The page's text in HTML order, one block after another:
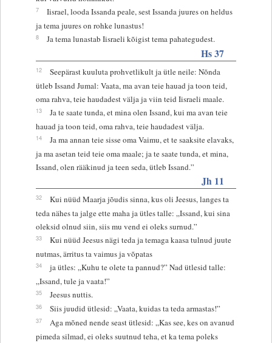
7
Iisrael, looda Issanda peale, sest Issanda juures on heldus
ja tema juures on rohke lunastus!
8 Ja tema lunastab Iisraeli kõigist tema pahategudest.
Hs 37
12
Seepärast kuuluta prohvetlikult ja ütle neile: Nõnda
ütleb Issand Jumal: Vaata, ma avan teie hauad ja toon teid,
oma rahva, teie haudadest välja ja viin teid Iisraeli maale.
13
Ja te saate tunda, et mina olen Issand, kui ma avan teie
hauad ja toon teid, oma rahva, teie haudadest välja.
14
Ja ma annan teie sisse oma Vaimu, et te saaksite elavaks,
ja ma asetan teid teie oma maale; ja te saate tunda, et mina,
Issand, olen rääkinud ja teen seda, ütleb Issand.”
Jh 11
32
Kui nüüd Maarja jõudis sinna, kus oli Jeesus, langes ta
teda nähes ta jalge ette maha ja ütles talle: „Issand, kui sina
oleksid olnud siin, siis mu vend ei oleks surnud.”
33
Kui nüüd Jeesus nägi teda ja temaga kaasa tulnud juute
nutmas, ärritus ta vaimus ja võpatas
34
ja ütles: „Kuhu te olete ta pannud?” Nad ütlesid talle:
„Issand, tule ja vaata!”
35 Jeesus nuttis.
36 Siis juudid ütlesid: „Vaata, kuidas ta teda armastas!”
37
Aga mõned nende seast ütlesid: „Kas see, kes on avanud
pimeda silmad, ei oleks suutnud teha, et ka tema poleks